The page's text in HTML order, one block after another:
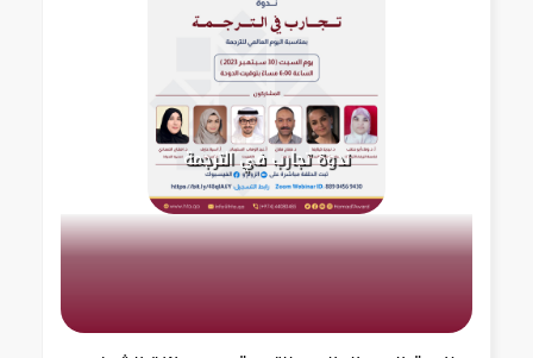
ندوة تجارب في الترجمة